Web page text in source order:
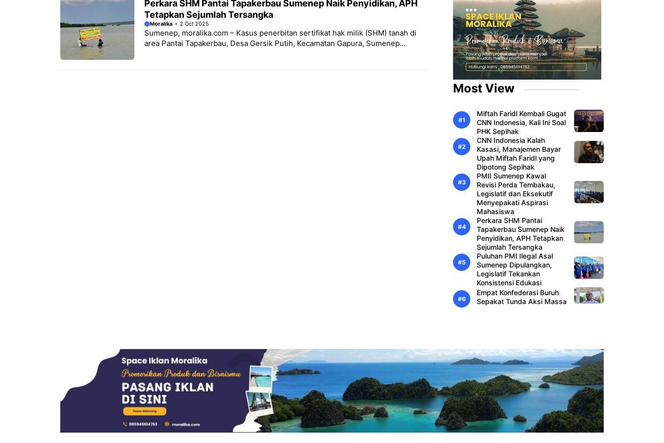
Perkara SHM Pantai Tapakerbau Sumenep Naik Penyidikan, APH
Tetapkan Sejumlah Tersangka
Moralika 2 Oct 2025
Sumenep, moralika.com – Kasus penerbitan sertifikat hak milik (SHM) tanah di
area Pantai Tapakerbau, Desa Gersik Putih, Kecamatan Gapura, Sumenep...
Most View
Miftah Faridl Kembali Gugat
CNN Indonesia, Kali Ini Soal
PHK Sepihak
CNN Indonesia Kalah
Kasasi, Manajemen Bayar
Upah Miftah Faridl yang
Dipotong Sepihak
PMII Sumenep Kawal
Revisi Perda Tembakau,
Legislatif dan Eksekutif
Menyepakati Aspirasi
Mahasiswa
Perkara SHM Pantai
Tapakerbau Sumenep Naik
Penyidikan, APH Tetapkan
Sejumlah Tersangka
Puluhan PMI Ilegal Asal
Sumenep Dipulangkan,
Legislatif Tekankan
Konsistensi Edukasi
Empat Konfederasi Buruh
Sepakat Tunda Aksi Massa